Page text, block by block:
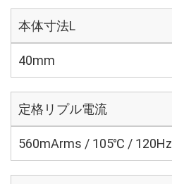
本体寸法L
40mm
定格リプル電流
560mArms / 105℃ / 120Hz